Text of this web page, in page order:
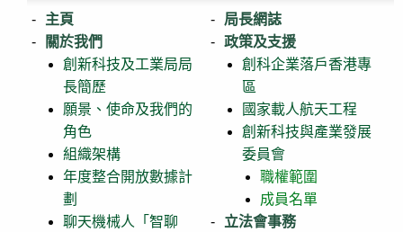
主頁
關於我們
創新科技及工業局局
長簡歷
願景、使命及我們的
角色
組織架構
年度整合開放數據計
劃
聊天機械人「智聊
局長網誌
政策及支援
創科企業落戶香港專
區
國家載人航天工程
創新科技與產業發展
委員會
職權範圍
成員名單
立法會事務